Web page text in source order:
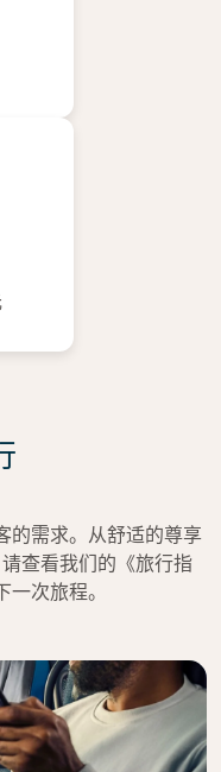
的需求。从舒适的尊享
查看我们的《旅行指
次旅程。